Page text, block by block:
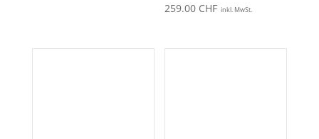
259.00 CHF inkl. MwSt.